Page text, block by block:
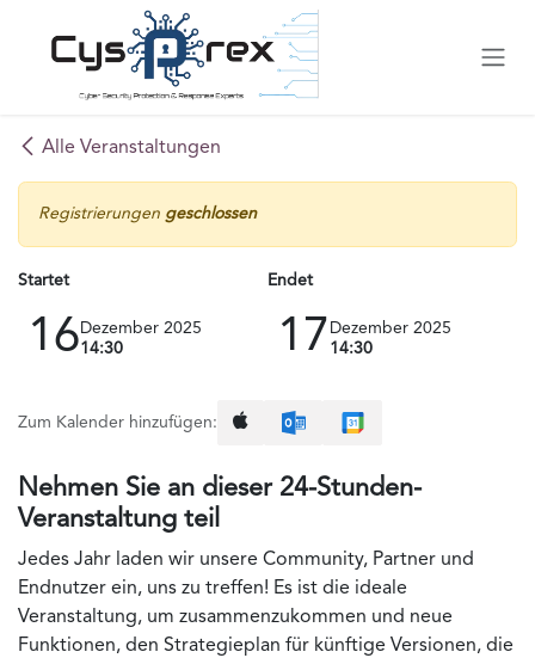
Zum Inhalt springen
Alle Veranstaltungen
Registrierungen geschlossen
Startet
16 Dezember 2025
14:30
Endet
17 Dezember 2025
14:30
Zum Kalender hinzufügen:
Nehmen Sie an dieser 24-Stunden-
Veranstaltung teil
Jedes Jahr laden wir unsere Community, Partner und
Endnutzer ein, uns zu treffen! Es ist die ideale
Veranstaltung, um zusammenzukommen und neue
Funktionen, den Strategieplan für künftige Versionen, die